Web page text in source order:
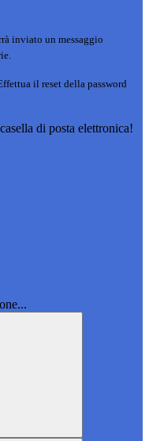
inviato un messaggio
il reset della password
di posta elettronica!